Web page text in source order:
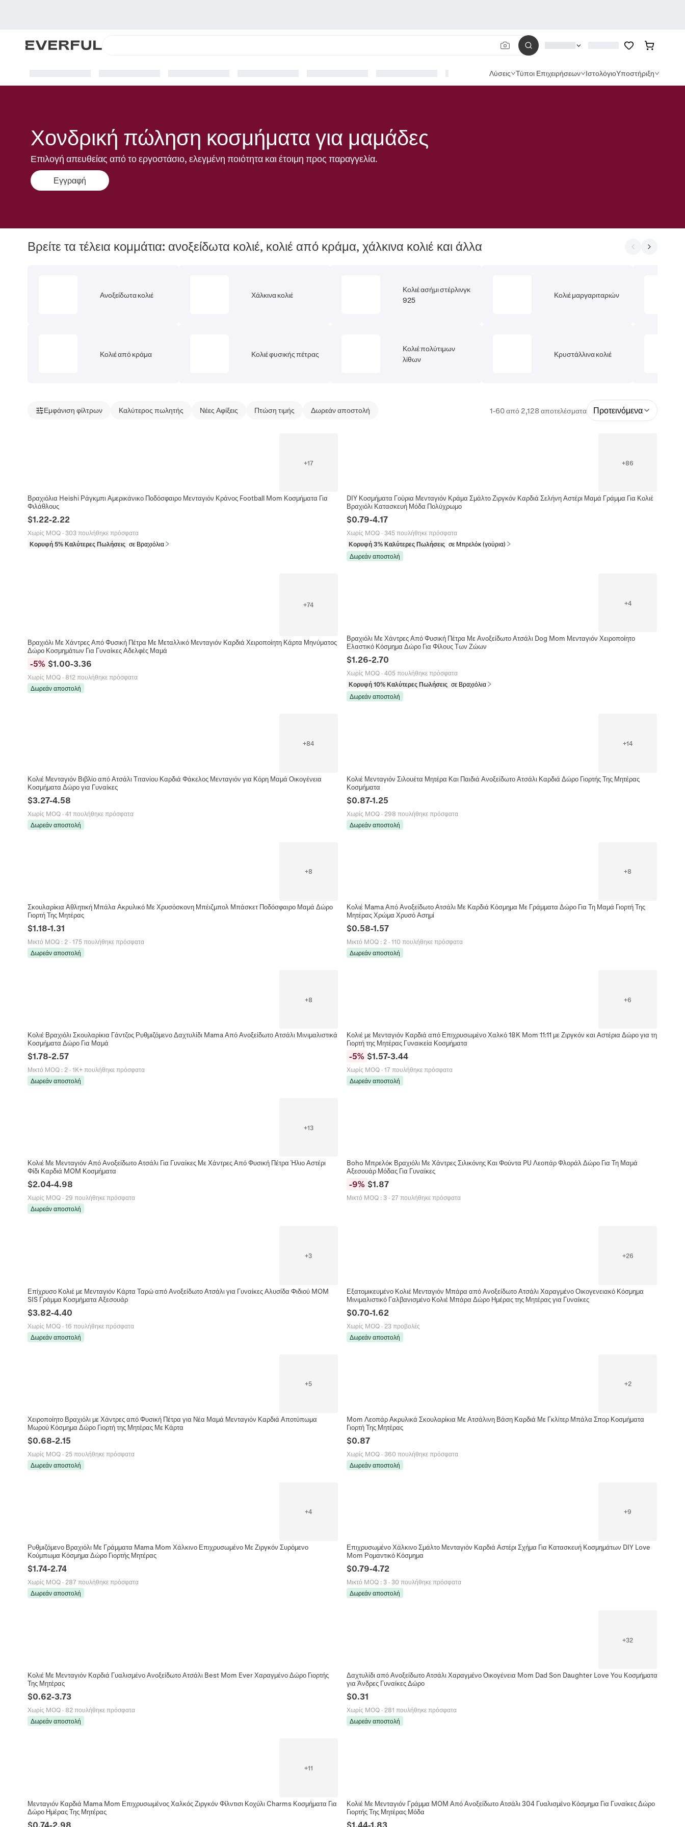
Λύσεις Τύποι Επιχειρήσεων ΙστολόγιοΥποστήριξη
Χονδρική πώληση κοσμήματα για μαμάδες
Επιλογή απευθείας από το εργοστάσιο, ελεγμένη ποιότητα και έτοιμη προς παραγγελία.
Εγγραφή
Βρείτε τα τέλεια κομμάτια: ανοξείδωτα κολιέ, κολιέ από κράμα, χάλκινα κολιέ και άλλα
Ανοξείδωτα κολιέ
Κολιέ από κράμα
Χάλκινα κολιέ
Κολιέ φυσικής πέτρας
Κολιέ ασήμι στέρλινγκ
925
Κολιέ πολύτιμων
λίθων
Κολιέ μαργαριταριών
Κρυστάλλινα κολιέ
Εμφάνιση φίλτρων Καλύτερος πωλητής Νέες Αφίξεις Πτώση τιμής Δωρεάν αποστολή 1-60 από 2,128 αποτελέσματα Προτεινόμενα
+17
Βραχιόλια Heishi Ράγκμπι Αμερικάνικο Ποδόσφαιρο Μενταγιόν Κράνος Football Mom Κοσμήματα Για
Φιλάθλους
$1.22-2.22
Χωρίς MOQ· 303 πουλήθηκε πρόσφατα
Κορυφή 5% Καλύτερες Πωλήσεις σε Βραχιόλια
+86
DIY Κοσμήματα Γούρια Μενταγιόν Κράμα Σμάλτο Ζιργκόν Καρδιά Σελήνη Αστέρι Μαμά Γράμμα Για Κολιέ
Βραχιόλι Κατασκευή Μόδα Πολύχρωμο
$0.79-4.17
Χωρίς MOQ · 345 πουλήθηκε πρόσφατα
Κορυφή 3% Καλύτερες Πωλήσεις σε Μπρελόκ (γούρια)
Δωρεάν αποστολή
+74
Βραχιόλι Με Χάντρες Από Φυσική Πέτρα Με Μεταλλικό Μενταγιόν Καρδιά Χειροποίητη Κάρτα Μηνύματος
Δώρο Κοσμημάτων Για Γυναίκες Αδελφές Μαμά
-5% $1.00-3.36
Χωρίς MOQ· 812 πουλήθηκε πρόσφατα
Δωρεάν αποστολή
+4
Βραχιόλι Με Χάντρες Από Φυσική Πέτρα Με Ανοξείδωτο Ατσάλι Dog Mom Μενταγιόν Χειροποίητο
Ελαστικό Κόσμημα Δώρο Για Φίλους Των Ζώων
$1.26-2.70
Χωρίς MOQ · 405 πουλήθηκε πρόσφατα
Κορυφή 10% Καλύτερες Πωλήσεις σε Βραχιόλια
Δωρεάν αποστολή
+84
Κολιέ Μενταγιόν Βιβλίο από Ατσάλι Τιτανίου Καρδιά Φάκελος Μενταγιόν για Κόρη Μαμά Οικογένεια
Κοσμήματα Δώρο για Γυναίκες
$3.27-4.58
Χωρίς MOQ· 41 πουλήθηκε πρόσφατα
Δωρεάν αποστολή
+14
Κολιέ Μενταγιόν Σιλουέτα Μητέρα Και Παιδιά Ανοξείδωτο Ατσάλι Καρδιά Δώρο Γιορτής Της Μητέρας
Κοσμήματα
$0.87-1.25
Χωρίς MOQ · 298 πουλήθηκε πρόσφατα
Δωρεάν αποστολή
+8
Σκουλαρίκια Αθλητική Μπάλα Ακρυλικό Με Χρυσόσκονη Μπέιζμπολ Μπάσκετ Ποδόσφαιρο Μαμά Δώρο
Γιορτή Της Μητέρας
$1.18-1.31
Μικτό MOQ: 2· 175 πουλήθηκε πρόσφατα
Δωρεάν αποστολή
+8
Κολιέ Mama Από Ανοξείδωτο Ατσάλι Με Καρδιά Κόσμημα Με Γράμματα Δώρο Για Τη Μαμά Γιορτή Της
Μητέρας Χρώμα Χρυσό Ασημί
$0.58-1.57
Μικτό MOQ : 2 · 110 πουλήθηκε πρόσφατα
Δωρεάν αποστολή
+8
Κολιέ Βραχιόλι Σκουλαρίκια Γάντζος Ρυθμιζόμενο Δαχτυλίδι Mama Από Ανοξείδωτο Ατσάλι Μινιμαλιστικά
Κοσμήματα Δώρο Για Μαμά
$1.78-2.57
Μικτό MOQ: 2· 1K+ πουλήθηκε πρόσφατα
Δωρεάν αποστολή
+6
Κολιέ με Μενταγιόν Καρδιά από Επιχρυσωμένο Χαλκό 18K Mom 11:11 με Ζιργκόν και Αστέρια Δώρο για τη
Γιορτή της Μητέρας Γυναικεία Κοσμήματα
-5% $1.57-3.44
Χωρίς MOQ · 17 πουλήθηκε πρόσφατα
Δωρεάν αποστολή
+13
Κολιέ Με Μενταγιόν Από Ανοξείδωτο Ατσάλι Για Γυναίκες Με Χάντρες Από Φυσική Πέτρα Ήλιο Αστέρι
Φίδι Καρδιά MOM Κοσμήματα
$2.04-4.98
Χωρίς MOQ· 29 πουλήθηκε πρόσφατα
Δωρεάν αποστολή
Boho Μπρελόκ Βραχιόλι Με Χάντρες Σιλικόνης Και Φούντα PU Λεοπάρ Φλοράλ Δώρο Για Τη Μαμά
Αξεσουάρ Μόδας Για Γυναίκες
-9% $1.87
Μικτό MOQ : 3 · 27 πουλήθηκε πρόσφατα
+3
Επίχρυσο Κολιέ με Μενταγιόν Κάρτα Ταρώ από Ανοξείδωτο Ατσάλι για Γυναίκες Αλυσίδα Φιδιού MOM
SIS Γράμμα Κοσμήματα Αξεσουάρ
$3.82-4.40
Χωρίς MOQ· 16 πουλήθηκε πρόσφατα
Δωρεάν αποστολή
+26
Εξατομικευμένο Κολιέ Μενταγιόν Μπάρα από Ανοξείδωτο Ατσάλι Χαραγμένο Οικογενειακό Κόσμημα
Μινιμαλιστικό Γαλβανισμένο Κολιέ Μπάρα Δώρο Ημέρας της Μητέρας για Γυναίκες
$0.70-1.62
Χωρίς MOQ · 23 προβολές
Δωρεάν αποστολή
+5
Χειροποίητο Βραχιόλι με Χάντρες από Φυσική Πέτρα για Νέα Μαμά Μενταγιόν Καρδιά Αποτύπωμα
Μωρού Κόσμημα Δώρο Γιορτή της Μητέρας Με Κάρτα
$0.68-2.15
Χωρίς MOQ· 25 πουλήθηκε πρόσφατα
Δωρεάν αποστολή
+2
Mom Λεοπάρ Ακρυλικά Σκουλαρίκια Με Ατσάλινη Βάση Καρδιά Με Γκλίτερ Μπάλα Σπορ Κοσμήματα
Γιορτή Της Μητέρας
$0.87
Χωρίς MOQ · 360 πουλήθηκε πρόσφατα
Δωρεάν αποστολή
+4
Ρυθμιζόμενο Βραχιόλι Με Γράμματα Mama Mom Χάλκινο Επιχρυσωμένο Με Ζιργκόν Συρόμενο
Κούμπωμα Κόσμημα Δώρο Γιορτής Μητέρας
$1.74-2.74
Χωρίς MOQ· 287 πουλήθηκε πρόσφατα
Δωρεάν αποστολή
+9
Επιχρυσωμένο Χάλκινο Σμάλτο Μενταγιόν Καρδιά Αστέρι Σχήμα Για Κατασκευή Κοσμημάτων DIY Love
Mom Ρομαντικό Κόσμημα
$0.79-4.72
Μικτό MOQ : 3 · 30 πουλήθηκε πρόσφατα
Δωρεάν αποστολή
Κολιέ Με Μενταγιόν Καρδιά Γυαλισμένο Ανοξείδωτο Ατσάλι Best Mom Ever Χαραγμένο Δώρο Γιορτής
Της Μητέρας
$0.62-3.73
Χωρίς MOQ· 82 πουλήθηκε πρόσφατα
Δωρεάν αποστολή
+32
Δαχτυλίδι από Ανοξείδωτο Ατσάλι Χαραγμένο Οικογένεια Mom Dad Son Daughter Love You Κοσμήματα
για Άνδρες Γυναίκες Δώρο
$0.31
Χωρίς MOQ · 281 πουλήθηκε πρόσφατα
Δωρεάν αποστολή
+11
Μενταγιόν Καρδιά Mama Mom Επιχρυσωμένος Χαλκός Ζιργκόν Φίλντισι Κοχύλι Charms Κοσμήματα Για
Δώρο Ημέρας Της Μητέρας
$0.74-2.98
Κολιέ Με Μενταγιόν Γράμμα MOM Από Ανοξείδωτο Ατσάλι 304 Γυαλισμένο Κόσμημα Για Γυναίκες Δώρο
Γιορτής Της Μητέρας Μόδα
$1.44-1.83